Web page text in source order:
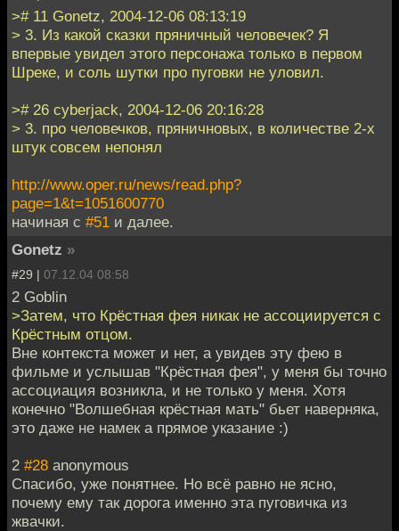
># 11 Gonetz, 2004-12-06 08:13:19
> 3. Из какой сказки пряничный человечек? Я
впервые увидел этого персонажа только в первом
Шреке, и соль шутки про пуговки не уловил.
># 26 cyberjack, 2004-12-06 20:16:28
> 3. про человечков, пряничновых, в количестве 2-х
штук совсем непонял
http://www.oper.ru/news/read.php?
page=1&t=1051600770
начиная с #51 и далее.
Gonetz »
#29 | 07.12.04 08:58
2 Goblin
>Затем, что Крёстная фея никак не ассоциируется с
Крёстным отцом.
Вне контекста может и нет, а увидев эту фею в
фильме и услышав "Крёстная фея", у меня бы точно
ассоциация возникла, и не только у меня. Хотя
конечно "Волшебная крёстная мать" бьет наверняка,
это даже не намек а прямое указание :)
2 #28 anonymous
Спасибо, уже понятнее. Но всё равно не ясно,
почему ему так дорога именно эта пуговичка из
жвачки.